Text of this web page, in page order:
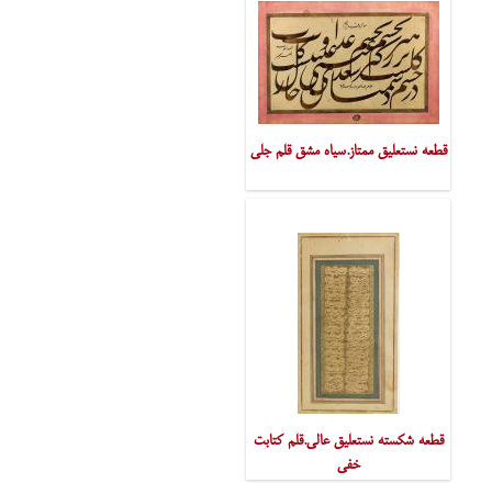
قطعه نستعلیق ممتاز.سیاه مشق قلم جلی
قطعه شکسته نستعلیق عالی.قلم کتابت
خفی